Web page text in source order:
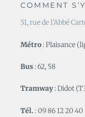
COMMENT
51, rue de l’Abbé
Métro : Plaisance
Bus : 62, 58
Tramway: Didot
Tél. : 09 86 12 20 40